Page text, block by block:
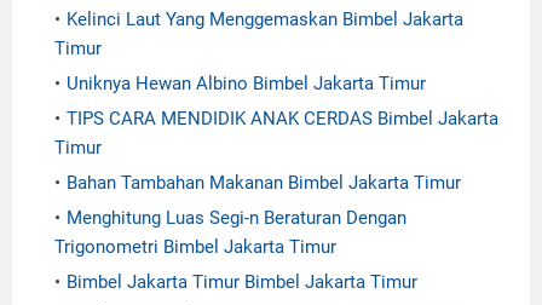
Kelinci Laut Yang Menggemaskan Bimbel Jakarta
Timur
Uniknya Hewan Albino Bimbel Jakarta Timur
TIPS CARA MENDIDIK ANAK CERDAS Bimbel Jakarta
Timur
Bahan Tambahan Makanan Bimbel Jakarta Timur
Menghitung Luas Segi-n Beraturan Dengan
Trigonometri Bimbel Jakarta Timur
Bimbel Jakarta Timur Bimbel Jakarta Timur